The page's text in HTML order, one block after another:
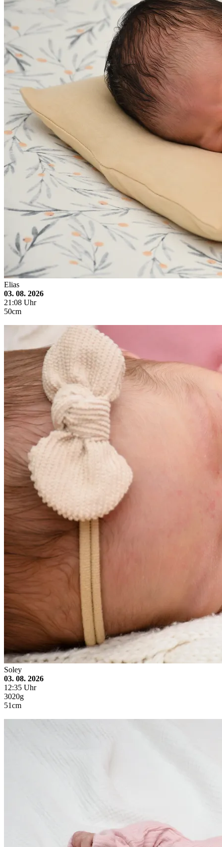
Elias
03. 08. 2026
21:08 Uhr
50cm
Soley
03. 08. 2026
12:35 Uhr
3020g
51cm